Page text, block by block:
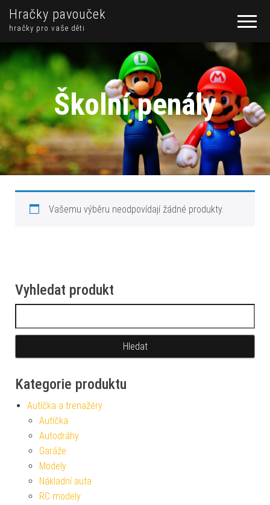
Hračky pavouček
hračky pro vaše děti
Školní penály
Vašemu výběru neodpovídají žádné produkty.
Vyhledat produkt
Kategorie produktu
Autíčka a trenažéry
Autíčka
Autodráhy
Garáže
Modely
Nákladní auta
RC modely